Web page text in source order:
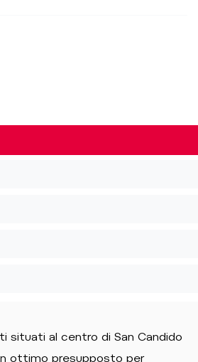
situati al centro di San Candido
ottimo presupposto per